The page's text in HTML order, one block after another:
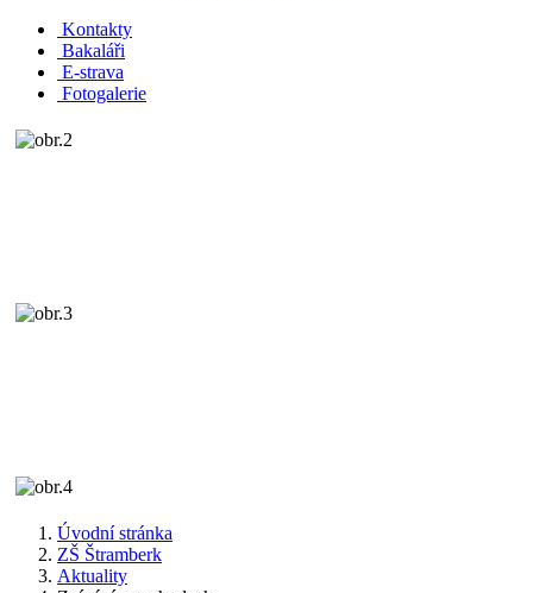
Kontakty
Bakaláři
E-strava
Fotogalerie
Úvodní stránka
ZŠ Štramberk
Aktuality